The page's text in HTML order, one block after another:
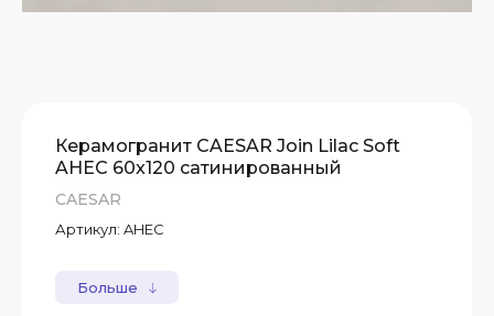
Керамогранит CAESAR Join Lilac Soft
AHEC 60x120 сатинированный
CAESAR
Артикул: AHEC
Больше